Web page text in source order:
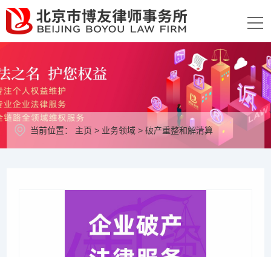
当前位置： 主页 > 业务领域 >破产重整和解清算